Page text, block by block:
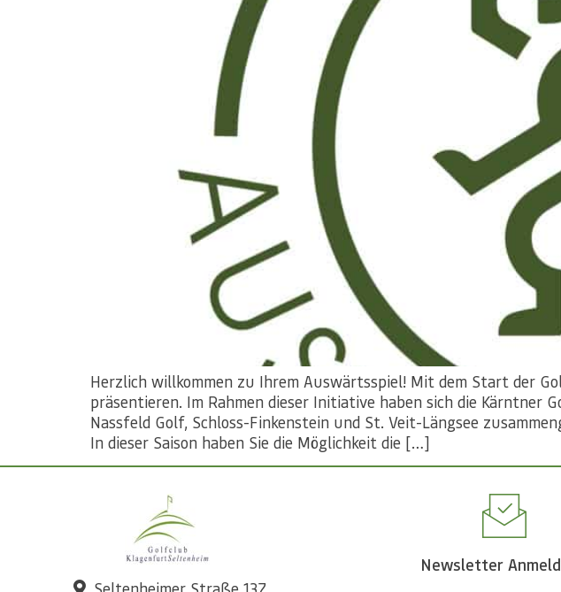
Herzlich willkommen zu Ihrem Auswärtsspiel! Mit dem Start der
präsentieren. Im Rahmen dieser Initiative haben sich die
Nassfeld Golf, Schloss-Finkenstein und St. Veit-Längsee
In dieser Saison haben Sie die Möglichkeit die […]
Seltenheimer Straße 137
Newsletter